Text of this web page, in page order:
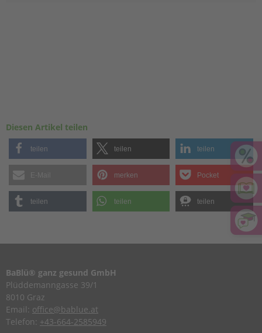
Diesen Artikel teilen
teilen teilen teilen
merken Pocket
teilen teilen teilen
BaBlü® ganz gesund GmbH
Plüddemanngasse 39/1
8010 Graz
Email: office@bablue.at
Telefon: +43-664-2585949